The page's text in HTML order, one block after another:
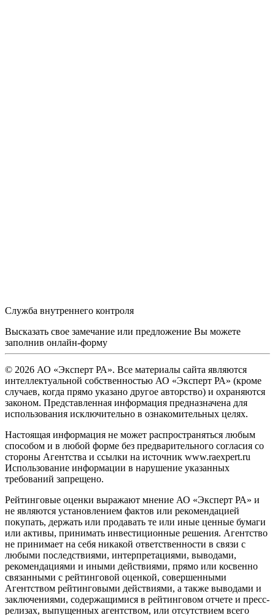
Служба внутреннего контроля
Высказать свое замечание или предложение Вы можете
заполнив онлайн-форму
© 2026 АО «Эксперт РА». Все материалы сайта являются
интеллектуальной собственностью АО «Эксперт РА» (кроме
случаев, когда прямо указано другое авторство) и охраняются
законом. Представленная информация предназначена для
использования исключительно в ознакомительных целях.
Настоящая информация не может распространяться любым
способом и в любой форме без предварительного согласия со
стороны Агентства и ссылки на источник www.raexpert.ru
Использование информации в нарушение указанных
требований запрещено.
Рейтинговые оценки выражают мнение АО «Эксперт РА» и
не являются установлением фактов или рекомендацией
покупать, держать или продавать те или иные ценные бумаги
или активы, принимать инвестиционные решения. Агентство
не принимает на себя никакой ответственности в связи с
любыми последствиями, интерпретациями, выводами,
рекомендациями и иными действиями, прямо или косвенно
связанными с рейтинговой оценкой, совершенными
Агентством рейтинговыми действиями, а также выводами и
заключениями, содержащимися в рейтинговом отчете и пресс-
релизах, выпущенных агентством, или отсутствием всего